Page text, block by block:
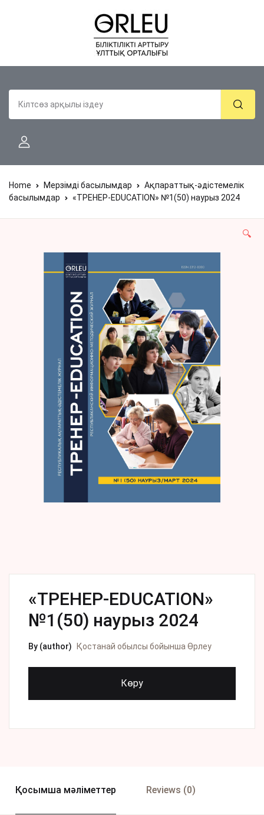
Home Мерзімді басылымдар
Ақпараттық-әдістемелік
басылымдар
«ТРЕНЕР-EDUCATION» №1(50) наурыз 2024
🔍
«ТРЕНЕР-EDUCATION»
№1(50) наурыз 2024
By (author) Қостанай обылсы бойынша Өрлеу
Көру
Қосымша мәліметтер Reviews (0)